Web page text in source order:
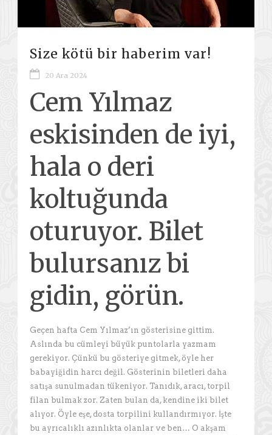
Size kötü bir haberim var!
20 Ara 2024
Cem Yılmaz
eskisinden de iyi,
hala o deri
koltuğunda
oturuyor. Bilet
bulursanız bi
gidin, görün.
Geçen hafta Cem Yılmaz’ın gösterisine gittim.
Aslında bu cümleyi büyük puntolarla yazmam
gerekiyor. Çünkü bu gösteriye gitmek, öyle her
babayiğidin harcı değil. Gösterinin biletleri daha
satışa sunulmadan tükeniyor. Tanıdık, aracı, torpil
filan bulmak zor. Zaten bulan da, kendine iki bilet
alıyor. Öyle eşe, dosta torpilini kullandırmıyor. İşte
bu ayrıcalıklı azınlıkta olanlar ve ben… O akşam